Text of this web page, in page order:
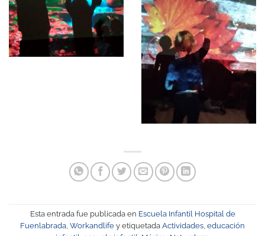
Esta entrada fue publicada en Escuela Infantil Hospital de
Fuenlabrada Workandlife y etiquetada Actividades educación